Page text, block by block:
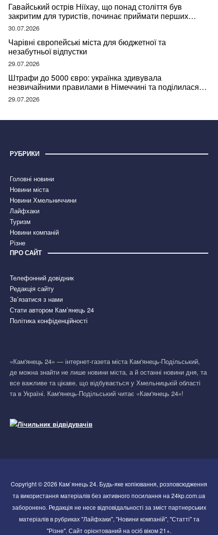
Гавайський острів Ніїхау, що понад століття був
закритим для туристів, починає приймати перших
відвідувачів
30.07.2026
Чарівні європейські міста для бюджетної та
незабутньої відпустки
29.07.2026
Штрафи до 5000 євро: українка здивувала
незвичайними правилами в Німеччині та поділилася
правдою
29.07.2026
РУБРИКИ
Головні новини
Новини міста
Новини Хмельниччини
Лайфхаки
Туризм
Новини компаній
Різне
ПРО САЙТ
Телефонний довідник
Редакція сайту
Зв’язатися з нами
Стати автором Кам’янець 24
Політика конфіденційності
«Кам'янець 24» — інтернет-газета міста Кам'янець-Подільський,
де можна знайти не лише новини міста, а й останні новини дня, та
все важливе та цікаве, що відбувається у Хмельницькій області
та в Україні. Кам'янець-Подільський читає «Кам'янець 24»!
Copyright © 2026 Кам`янець 24. Будь-яке копіювання, розповсюдження
та використання матеріалів без активного посилання на 24kp.com.ua
заборонено. Редакція не несе відповідальності за зміст партнерських
матеріалів в рубриках "Лайфхаки", "Новини компаній", "Статті" та
"Різне". Сайт орієнтований на осіб віком 21+.